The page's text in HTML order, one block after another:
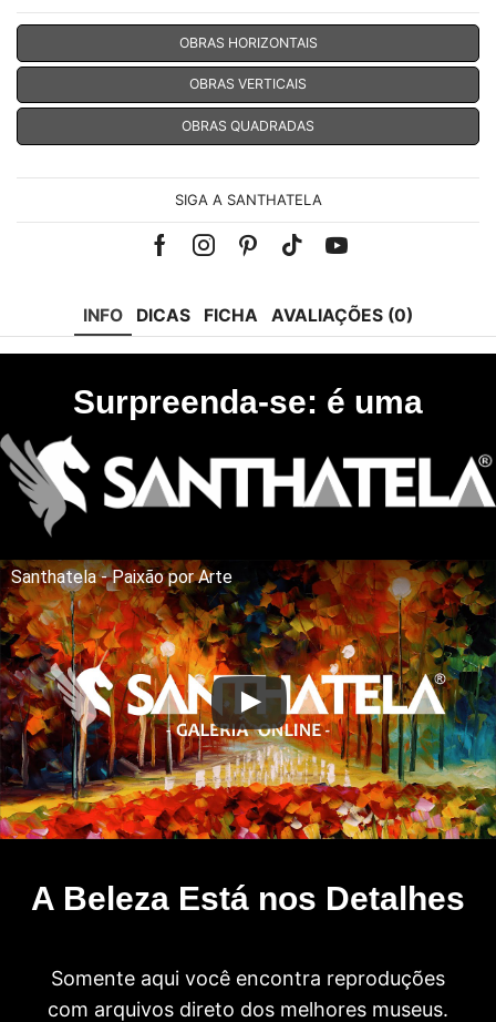
OBRAS HORIZONTAIS
OBRAS VERTICAIS
OBRAS QUADRADAS
SIGA A SANTHATELA
FacebookInstagramPinterest
Tik-Youtube
INFO DICAS FICHA AVALIAÇÕES (0)
Surpreenda-se: é uma
Santhatela - Paixão por Arte
A Beleza Está nos Detalhes
Somente aqui você encontra reproduções
com arquivos direto dos melhores museus.